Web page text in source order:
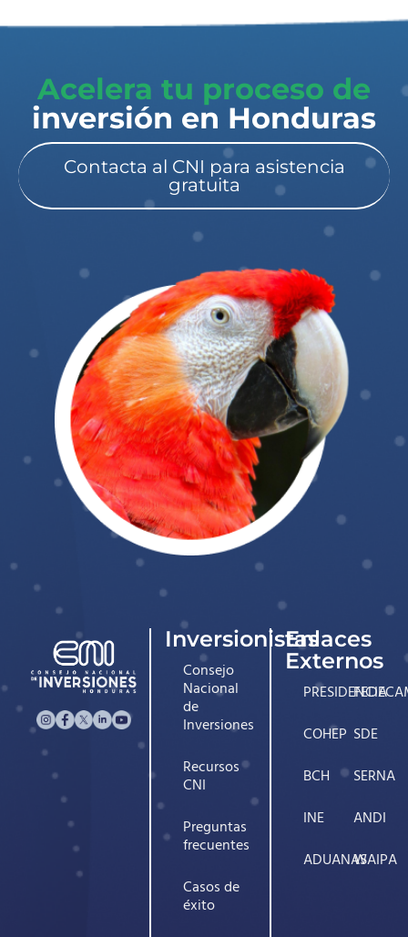
Acelera tu proceso de
inversión en Honduras​
Contacta al CNI para asistencia
gratuita
Inversionistas
Consejo
Nacional
de
Inversiones
Recursos
CNI
Preguntas
frecuentes
Casos de
éxito
Enlaces
Externos
PRESIDENCIA
COHEP
BCH
INE
ADUANAS
SDE
SERNA
ANDI
WAIPA